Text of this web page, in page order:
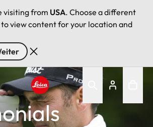
visiting from USA. Choose a different
view content for your location and
Leica logo - Home